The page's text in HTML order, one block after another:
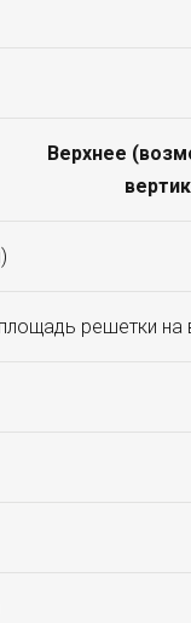
Верхнее
решетки на